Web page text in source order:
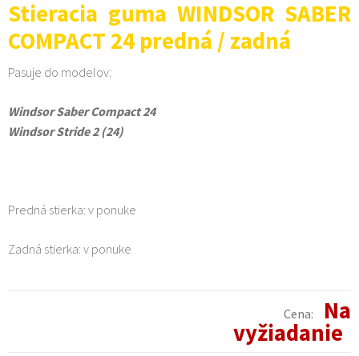
Stieracia guma WINDSOR SABER
COMPACT 24 predná / zadná
Pasuje do modelov:
Windsor Saber Compact 24
Windsor Stride 2 (24)
Predná stierka: v ponuke
Zadná stierka: v ponuke
Cena: Na
vyžiadanie